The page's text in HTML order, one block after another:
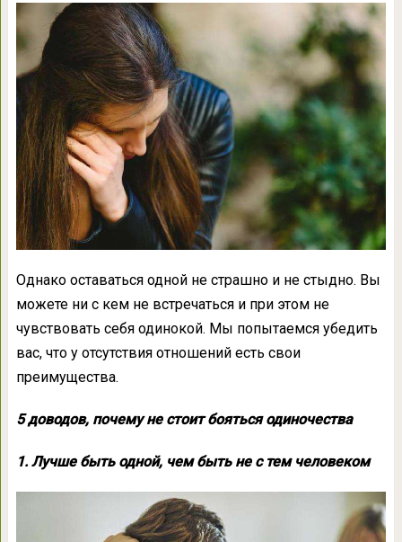
Однако оставаться одной не страшно и не стыдно. Вы
можете ни с кем не встречаться и при этом не
чувствовать себя одинокой. Мы попытаемся убедить
вас, что у отсутствия отношений есть свои
преимущества.
5 доводов, почему не стоит бояться одиночества
1. Лучше быть одной, чем быть не с тем человеком